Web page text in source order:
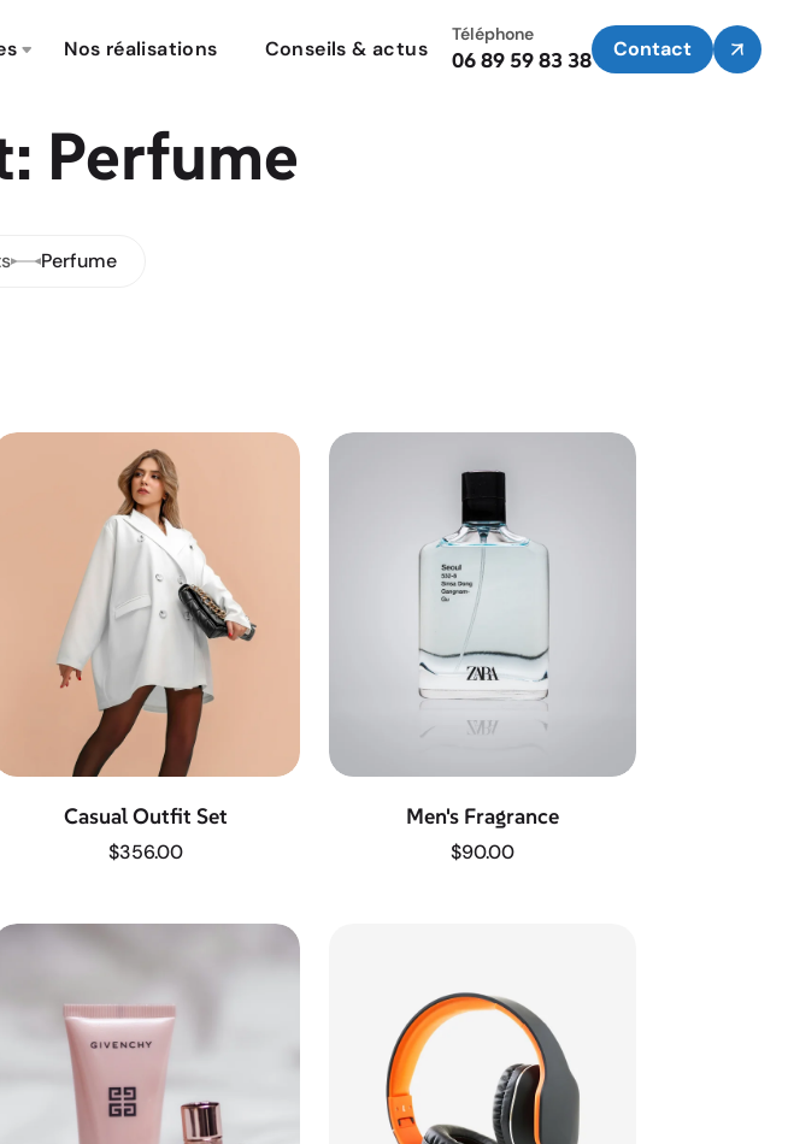
Nos réalisations Conseils & actus
Téléphone
06 89 59 83 38 Contact
Perfume
Perfume
Casual Outfit Set
$356.00
Men's Fragrance
$90.00